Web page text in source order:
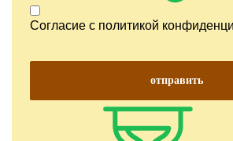
Согласие с политикой
отправить